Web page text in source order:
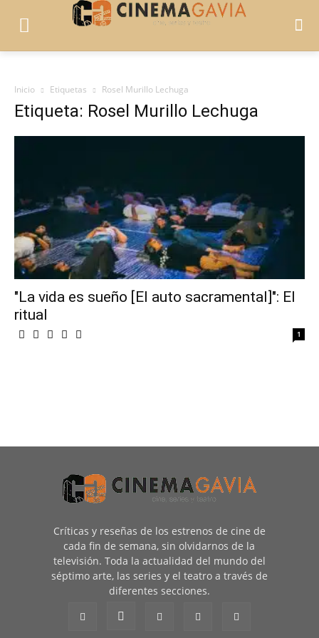
Inicio Etiquetas Rosel Murillo Lechuga
Etiqueta: Rosel Murillo Lechuga
"La vida es sueño [El auto sacramental]": El
ritual
1
Críticas y reseñas de los estrenos de cine de
cada fin de semana, sin olvidarnos de la
televisión. Toda la actualidad del mundo del
séptimo arte, las series y el teatro a través de
diferentes secciones.